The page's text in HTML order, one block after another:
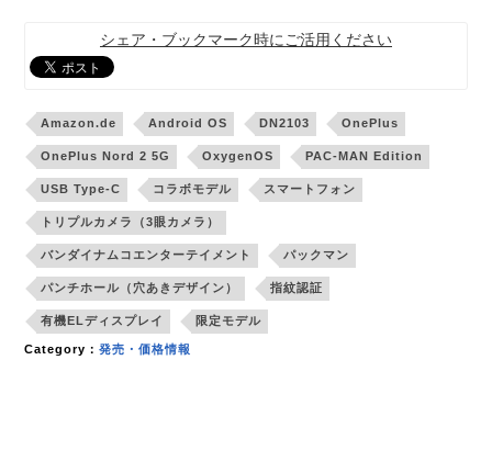
シェア・ブックマーク時にご活用ください
Amazon.de Android OS DN2103 OnePlus
OnePlus Nord 2 5G OxygenOS PAC-MAN Edition
USB Type-C コラボモデル スマートフォン
トリプルカメラ（3眼カメラ）
バンダイナムコエンターテイメント パックマン
パンチホール（穴あきデザイン） 指紋認証
有機ELディスプレイ 限定モデル
Category：発売・価格情報